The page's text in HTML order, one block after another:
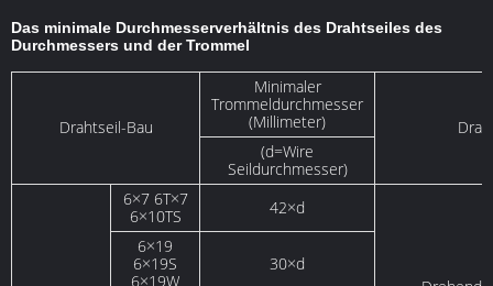
Das minimale Durchmesserverhältnis des Drahtseiles des
Durchmessers und der Trommel
Drahtseil-Bau
Minimaler
Trommeldurchmesser
(Millimeter)
(d=Wire
Seildurchmesser)
6×7 6T×7
6×10TS
42×d
6×19
6×19S
6×19W
30×d